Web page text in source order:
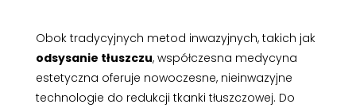
Obok tradycyjnych metod inwazyjnych, takich jak
odsysanie tłuszczu, współczesna medycyna
estetyczna oferuje nowoczesne, nieinwazyjne
technologie do redukcji tkanki tłuszczowej. Do